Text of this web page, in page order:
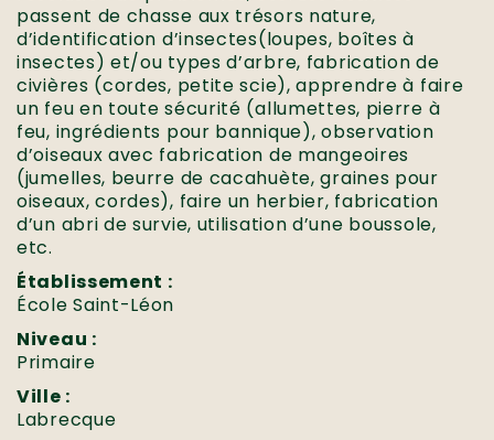
passent de chasse aux trésors nature,
d’identification d’insectes(loupes, boîtes à
insectes) et/ou types d’arbre, fabrication de
civières (cordes, petite scie), apprendre à faire
un feu en toute sécurité (allumettes, pierre à
feu, ingrédients pour bannique), observation
d’oiseaux avec fabrication de mangeoires
(jumelles, beurre de cacahuète, graines pour
oiseaux, cordes), faire un herbier, fabrication
d’un abri de survie, utilisation d’une boussole,
etc.
Établissement :
École Saint-Léon
Niveau :
Primaire
Ville :
Labrecque